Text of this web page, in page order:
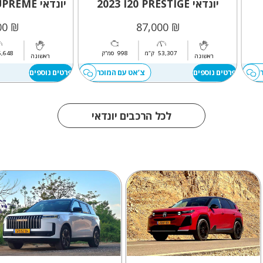
יונדאי I20 PRESTIGE
2023
₪ 87,000
998 סמ"ק 53,307 ק"מ ראשונה
פרטים נוספים צ’אט עם המוכר
יונדאי BAYON SUPREME
₪ 105,000
ראשונה
פרטים נוספים
לכל הרכבים יונדאי